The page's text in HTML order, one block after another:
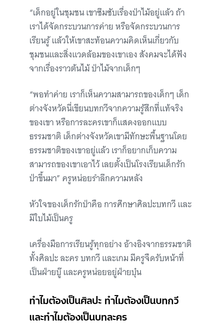
“เด็กอยู่ในชุมชน เขาซึมซับเรื่องป่าไม้อยู่แล้ว ถ้า
เราได้จัดกระบวนการค่าย หรือจัดกระบวนการ
เรียนรู้ แล้วให้เขาสะท้อนความคิดเห็นเกี่ยวกับ
ชุมชนและสิ่งแวดล้อมของเขาเอง สังคมจะได้ฟัง
จากเรื่องราวต้นไม้ ป่าไม้จากเด็กๆ
“พอทำค่าย เราก็เห็นความสามารถของเด็กๆ เด็ก
ต่างจังหวัดนี่เขียนบทกวีจากความรู้สึกที่แท้จริง
ของเขา หรือการละครเขาก็แสดงออกแบบ
ธรรมชาติ เด็กต่างจังหวัดเขามีทักษะพื้นฐานโดย
ธรรมชาติของเขาอยู่แล้ว เราก็อยากเก็บความ
สามารถของเขาเอาไว้ เลยตั้งเป็นโรงเรียนเด็กรัก
ป่าขึ้นมา” ครูหน่อยรำลึกความหลัง
หัวใจของเด็กรักป่าคือ การศึกษาศิลปะบทกวี และ
มีใบไม้เป็นครู
เครื่องมือการเรียนรู้ทุกอย่าง อ้างอิงจากธรรมชาติ
ทั้งศิลปะ ละคร บทกวี และเกม มีครูจืดรับหน้าที่
เป็นฝ่ายบู๊ และครูหน่อยอยู่ฝ่ายบุ๋น
ทำไมต้องเป็นศิลปะ ทำไมต้องเป็นบทกวี
และทำไมต้องเป็นบทละคร